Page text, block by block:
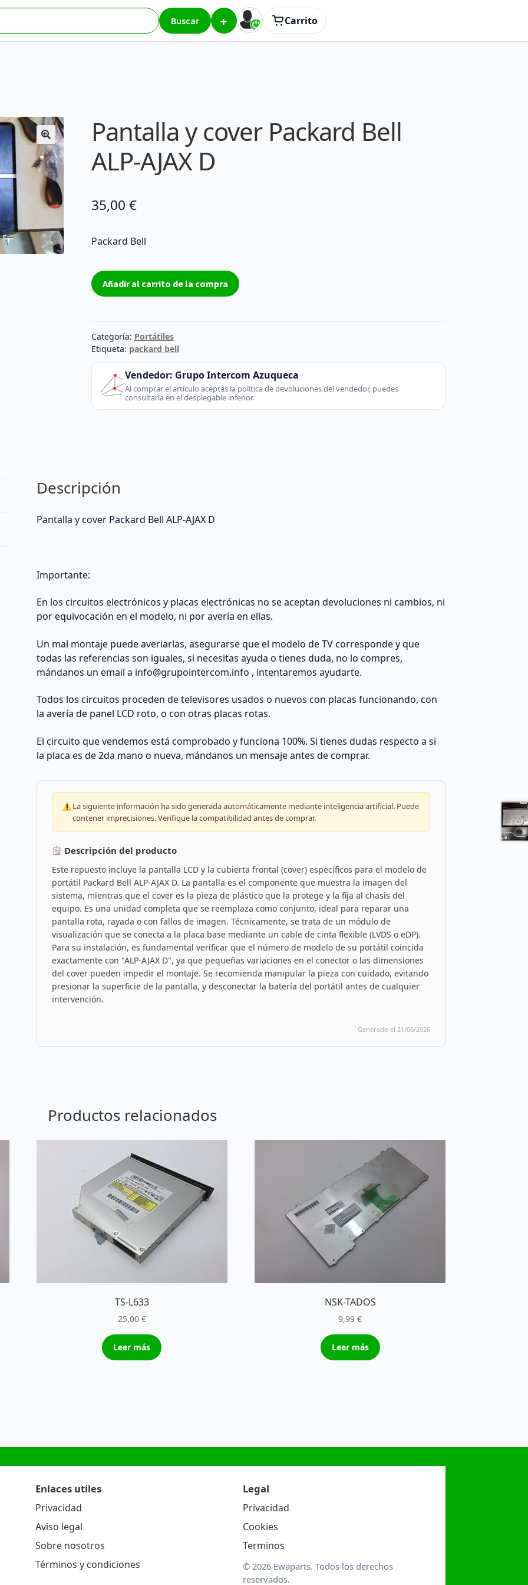
Buscar + Carrito
Pantalla y cover Packard Bell
ALP-AJAX D
35,00 €
Packard Bell
Pantalla
y
Bell
ALP-
AJAX
cantidad
Añadir al carrito de la compra
Categoría: Portátiles
Etiqueta: packard bell
Vendedor: Grupo Intercom Azuqueca
Al comprar el artículo aceptas la política de devoluciones del vendedor, puedes
consultarla en el desplegable inferior.
Descripción
Pantalla y cover Packard Bell ALP-AJAX D
Importante:
En los circuitos electrónicos y placas electrónicas no se aceptan devoluciones ni cambios, ni
por equivocación en el modelo, ni por avería en ellas.
Un mal montaje puede averiarlas, asegurarse que el modelo de TV corresponde y que
todas las referencias son iguales, si necesitas ayuda o tienes duda, no lo compres,
mándanos un email a info@grupointercom.info , intentaremos ayudarte.
Todos los circuitos proceden de televisores usados o nuevos con placas funcionando, con
la avería de panel LCD roto, o con otras placas rotas.
El circuito que vendemos está comprobado y funciona 100%. Si tienes dudas respecto a si
la placa es de 2da mano o nueva, mándanos un mensaje antes de comprar.
La siguiente información ha sido generada automáticamente mediante inteligencia artificial. Puede
contener imprecisiones. Verifique la compatibilidad antes de comprar.
Descripción del producto
Este repuesto incluye la pantalla LCD y la cubierta frontal (cover) específicos para el modelo de
portátil Packard Bell ALP-AJAX D. La pantalla es el componente que muestra la imagen del
sistema, mientras que el cover es la pieza de plástico que la protege y la fija al chasis del
equipo. Es una unidad completa que se reemplaza como conjunto, ideal para reparar una
pantalla rota, rayada o con fallos de imagen. Técnicamente, se trata de un módulo de
visualización que se conecta a la placa base mediante un cable de cinta flexible (LVDS o eDP).
Para su instalación, es fundamental verificar que el número de modelo de su portátil coincida
exactamente con "ALP-AJAX D", ya que pequeñas variaciones en el conector o las dimensiones
del cover pueden impedir el montaje. Se recomienda manipular la pieza con cuidado, evitando
presionar la superficie de la pantalla, y desconectar la batería del portátil antes de cualquier
intervención.
Generado el 21/06/2026
Productos relacionados
TS-L633
25,00 €
Leer más
NSK-TADOS
9,99€
Leer más
Enlaces utiles
Privacidad
Aviso legal
Sobre nosotros
Términos y condiciones
Legal
Privacidad
Cookies
Terminos
© 2026 Ewaparts. Todos los derechos
reservados.